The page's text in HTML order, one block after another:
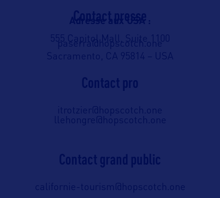
Adresse aux USA :
555 Capitol Mall, Suite 1100
Sacramento, CA 95814 – USA
Contact presse
paserra@hopscotch.one
Contact pro
itrotzier@hopscotch.one
llehongre@hopscotch.one
Contact grand public
californie-tourism@hopscotch.one